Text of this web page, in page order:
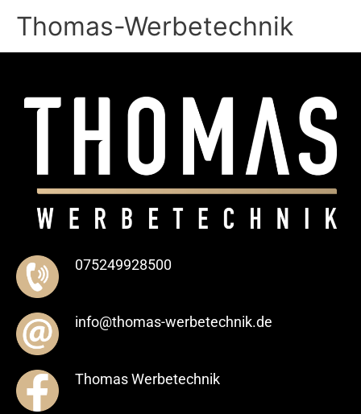
Thomas-Werbetechnik
075249928500
info@thomas-werbetechnik.de
Thomas Werbetechnik